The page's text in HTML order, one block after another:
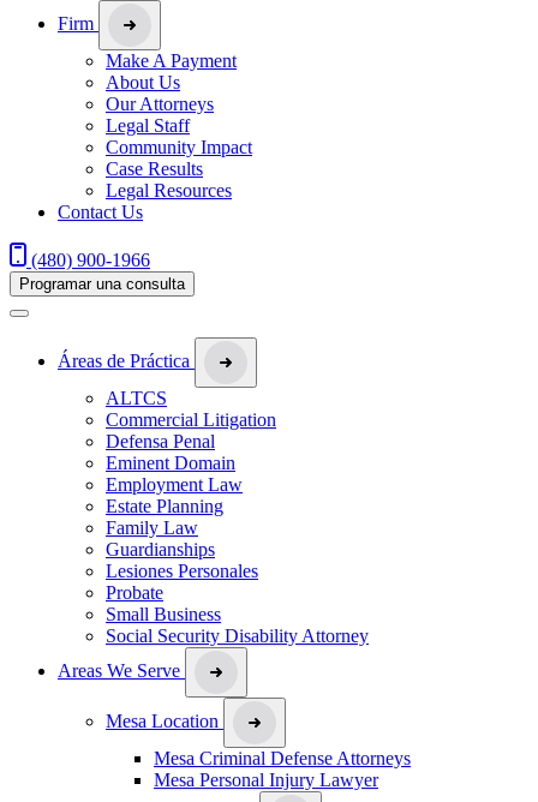
Firm
Make A Payment
About Us
Our Attorneys
Legal Staff
Community Impact
Case Results
Legal Resources
Contact Us
(480) 900-1966
Programar una consulta
Áreas de Práctica
ALTCS
Commercial Litigation
Defensa Penal
Eminent Domain
Employment Law
Estate Planning
Family Law
Guardianships
Lesiones Personales
Probate
Small Business
Social Security Disability Attorney
Areas We Serve
Mesa Location
Mesa Criminal Defense Attorneys
Mesa Personal Injury Lawyer